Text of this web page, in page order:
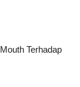
Terhadap